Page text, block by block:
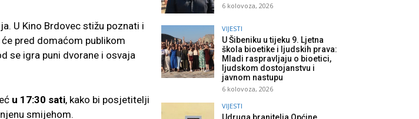
U Kino Brdovec stižu poznati i
će pred domaćom publikom
se igra puni dvorane i osvaja
u 17:30 sati, kako bi posjetitelji
smijehom.
6 kolovoza, 2026
VIJESTI
U Šibeniku u tijeku 9. Ljetna
škola bioetike i ljudskih prava:
Mladi raspravljaju o bioetici,
ljudskom dostojanstvu i
javnom nastupu
6 kolovoza, 2026
VIJESTI